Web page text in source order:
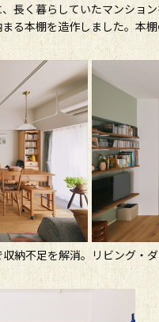
長く暮らしていたマンショ
る本棚を造作しました。本
納不足を解消。リビング・